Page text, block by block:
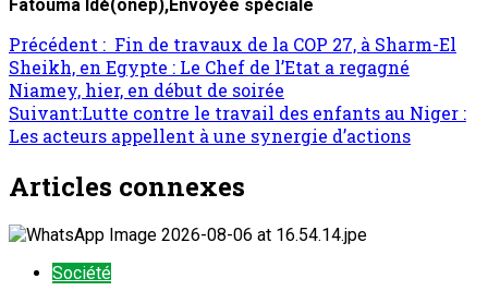
Fatouma Idé(onep),Envoyée spéciale
Navigation
d’article
Précédent : Fin de travaux de la COP 27, à Sharm-El
Sheikh, en Egypte : Le Chef de l’Etat a regagné
Niamey, hier, en début de soirée
Suivant:Lutte contre le travail des enfants au Niger :
Les acteurs appellent à une synergie d’actions
Articles connexes
Société